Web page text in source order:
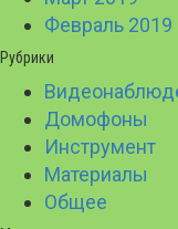
Февраль 2019
Рубрики
Домофоны
Инструмент
Материалы
Общее